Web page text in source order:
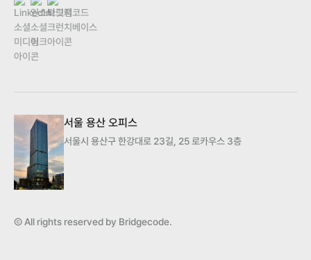
서울 용산 오피스
서울시 용산구 한강대로 23길, 25 로카우스 3층
Ⓒ All rights reserved by Bridgecode.